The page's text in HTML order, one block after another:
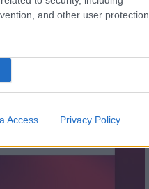
and other user protection.
Access Privacy Policy